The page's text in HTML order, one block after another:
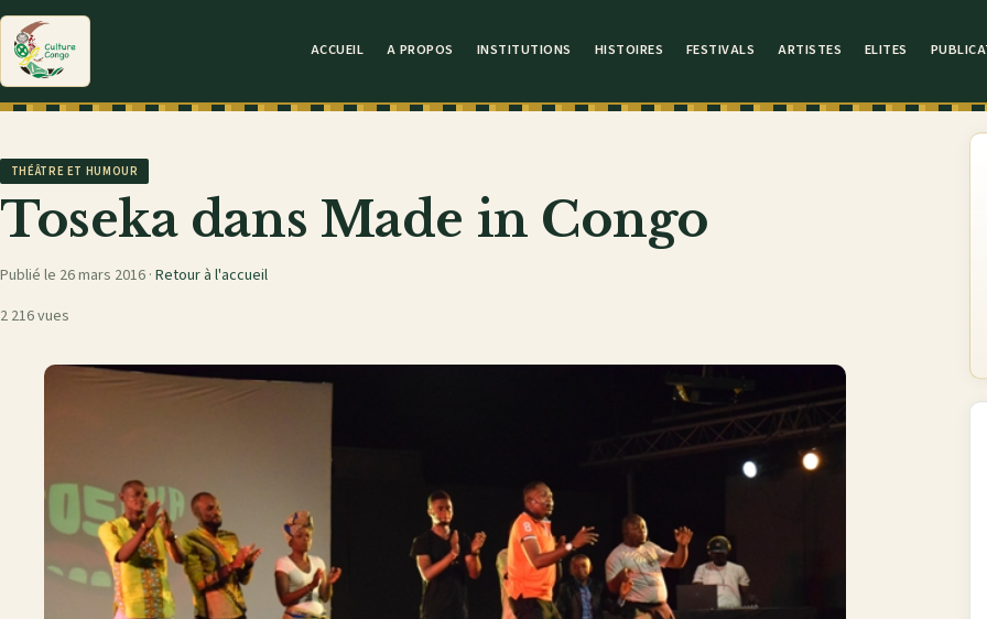
ACCUEIL A PROPOS INSTITUTIONS HISTOIRES FESTIVALS ARTISTES ELITES
THÉÂTRE ET HUMOUR
Toseka dans Made in Congo
Publié le 26 mars 2016 · Retour à l'accueil
2 216 vues